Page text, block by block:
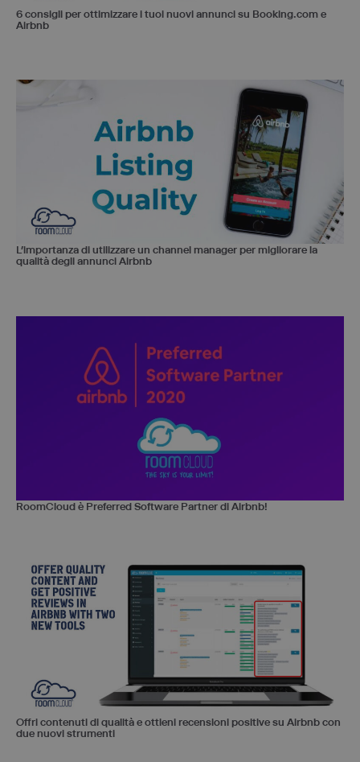
6 consigli per ottimizzare i tuoi nuovi annunci su Booking.com e
Airbnb
L’importanza di utilizzare un channel manager per migliorare la
qualità degli annunci Airbnb
RoomCloud è Preferred Software Partner di Airbnb!
Offri contenuti di qualità e ottieni recensioni positive su Airbnb con
due nuovi strumenti